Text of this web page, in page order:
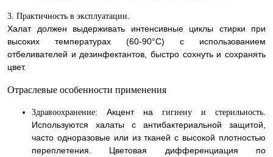
3. Практичность в эксплуатации.
Халат должен выдерживать интенсивные циклы стирки при
высоких температурах (60-90°C) с использованием
отбеливателей и дезинфектантов, быстро сохнуть и сохранять
цвет.
Отраслевые особенности применения
Здравоохранение: Акцент на гигиену и стерильность
Используются халаты с антибактериальной защитой,
часто одноразовые или из тканей с высокой плотностью
переплетения. Цветовая дифференциация по